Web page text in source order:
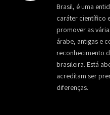
Brasil, é uma
caráter científico
promover as
árabe, antigas e
reconhecimento
brasileira. Está
acreditam ser
diferenças.